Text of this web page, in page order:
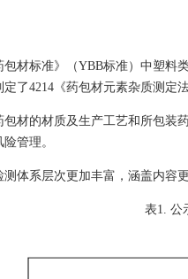
标准》（YBB标准）中塑料
了4214《药包材元素杂质测定
的材质及生产工艺和所包装
管理。
系层次更加丰富，涵盖内容
表1. 公